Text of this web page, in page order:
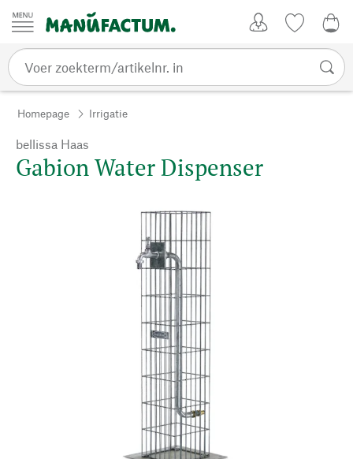
Passer au contenu
Homepage Irrigatie
bellissa Haas
Gabion Water Dispenser